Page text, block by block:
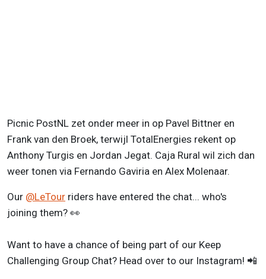
Picnic PostNL zet onder meer in op Pavel Bittner en
Frank van den Broek, terwijl TotalEnergies rekent op
Anthony Turgis en Jordan Jegat. Caja Rural wil zich dan
weer tonen via Fernando Gaviria en Alex Molenaar.
Our @LeTour riders have entered the chat... who's
joining them? 👀
Want to have a chance of being part of our Keep
Challenging Group Chat? Head over to our Instagram! 📲